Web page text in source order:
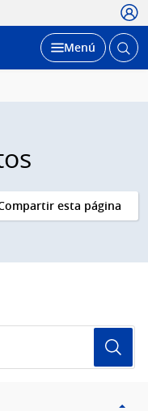
Desplegar
Menú Abrir
esta página